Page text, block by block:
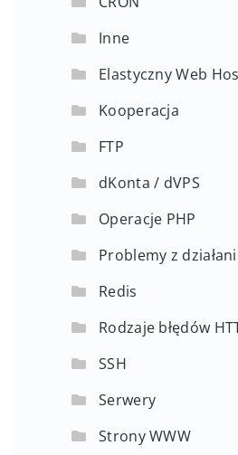
Inne
Elastyczny Web
Kooperacja
FTP
dKonta / dVPS
Operacje PHP
Problemy z
Redis
Rodzaje błędów
SSH
Serwery
Strony WWW